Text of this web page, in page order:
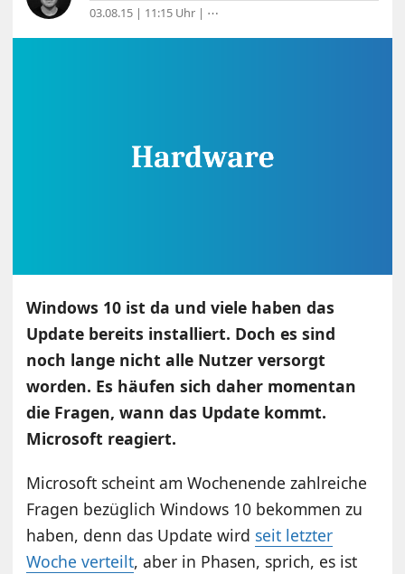
03.08.15 | 11:15 Uhr | ⋯
Windows 10 ist da und viele haben das
Update bereits installiert. Doch es sind
noch lange nicht alle Nutzer versorgt
worden. Es häufen sich daher momentan
die Fragen, wann das Update kommt.
Microsoft reagiert.
Microsoft scheint am Wochenende zahlreiche
Fragen bezüglich Windows 10 bekommen zu
haben, denn das Update wird seit letzter
Woche verteilt, aber in Phasen, sprich, es ist